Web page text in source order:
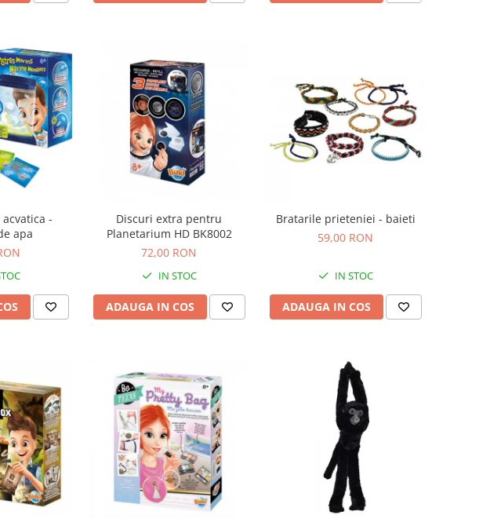
-
apa
Discuri extra pentru
Planetarium HD BK8002
72,00 RON
IN STOC
ADAUGA IN COS
Bratarile prieteniei - baieti
59,00 RON
IN STOC
ADAUGA IN COS